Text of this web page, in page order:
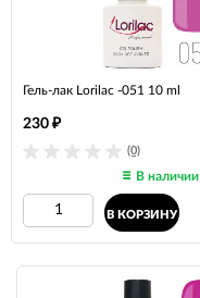
Гель-лак Lorilac -051 10 ml
(0)
230 ₽
В наличии
В КОРЗИНУ